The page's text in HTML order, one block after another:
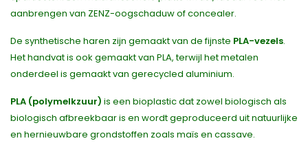
aanbrengen van ZENZ-oogschaduw of concealer.
De synthetische haren zijn gemaakt van de fijnste PLA-vezels.
Het handvat is ook gemaakt van PLA, terwijl het metalen
onderdeel is gemaakt van gerecycled aluminium.
PLA (polymelkzuur) is een bioplastic dat zowel biologisch als
biologisch afbreekbaar is en wordt geproduceerd uit natuurlijke
en hernieuwbare grondstoffen zoals maïs en cassave.